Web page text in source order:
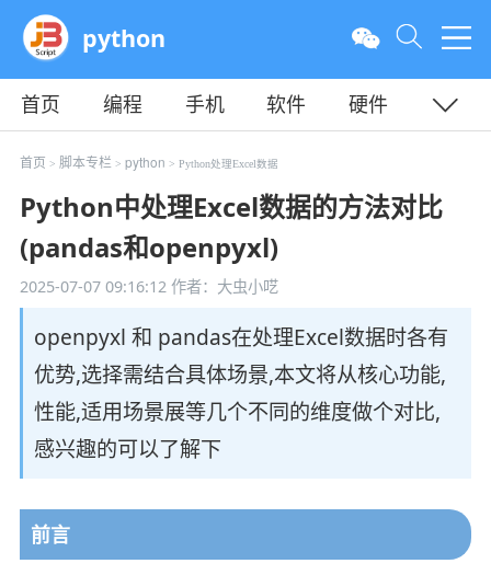
python
首页 编程 手机 软件
硬件
教程
平面 服务器
首页 > 脚本专栏> python > Python处理Excel数据
Python中处理Excel数据的方法对比
(pandas和openpyxl)
2025-07-07 09:16:12作者：大虫小呓
openpyxl 和 pandas在处理Excel数据时各有
优势,选择需结合具体场景,本文将从核心功能,
性能,适用场景展等几个不同的维度做个对比,
感兴趣的可以了解下
前言